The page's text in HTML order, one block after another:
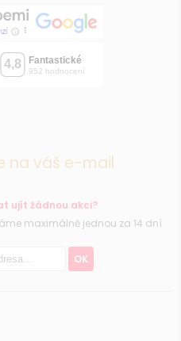
na váš e-mail
ujít žádnou akci?
maximálně jednou za 14 dní
OK